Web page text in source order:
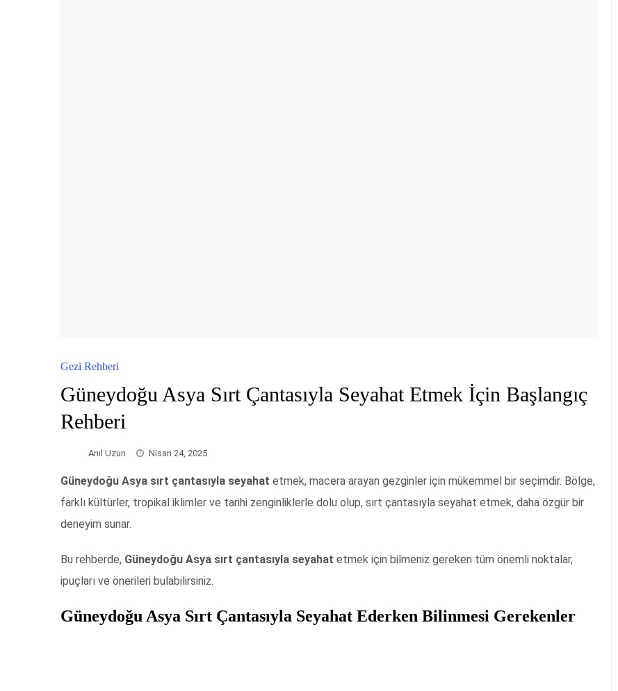
Gezi Rehberi
Güneydoğu Asya Sırt Çantasıyla Seyahat Etmek İçin Başlangıç
Rehberi
Anıl Uzun Nisan 24, 2025
Güneydoğu Asya sırt çantasıyla seyahat etmek, macera arayan gezginler için mükemmel bir seçimdir. Bölge,
farklı kültürler, tropikal iklimler ve tarihi zenginliklerle dolu olup, sırt çantasıyla seyahat etmek, daha özgür bir
deneyim sunar.
Bu rehberde, Güneydoğu Asya sırt çantasıyla seyahat etmek için bilmeniz gereken tüm önemli noktalar,
ipuçları ve önerileri bulabilirsiniz.
Güneydoğu Asya Sırt Çantasıyla Seyahat Ederken Bilinmesi Gerekenler